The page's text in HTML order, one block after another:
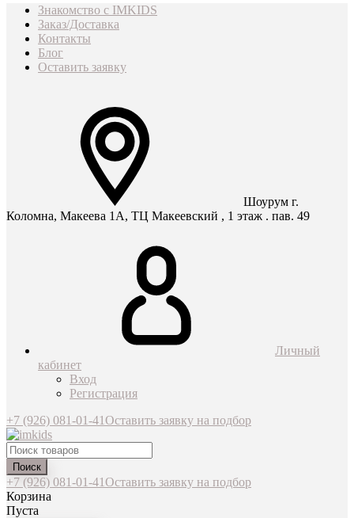
Знакомство с IMKIDS
Заказ/Доставка
Контакты
Блог
Оставить заявку
Шоурум г.
Коломна, Макеева 1А, ТЦ Макеевский , 1 этаж . пав. 49
Личный
кабинет
Вход
Регистрация
+7 (926) 081-01-41Оставить заявку на подбор
Поиск
+7 (926) 081-01-41Оставить заявку на подбор
Корзина
Пуста